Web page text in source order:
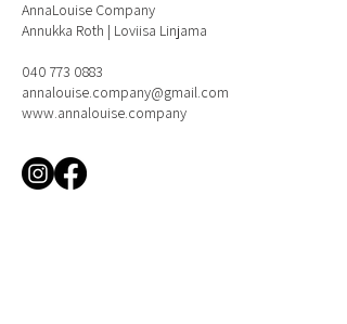
AnnaLouise Company
Annukka Roth | Loviisa Linjama
040 773 0883
annalouise.company@gmail.com
www.annalouise.company